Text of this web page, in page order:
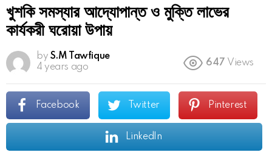
খুশকি সমস্যার আদ্যোপান্ত ও মুক্তি লাভের
কার্যকরী ঘরোয়া উপায়
by S.M Tawfique
4 years ago
647 Views
Facebook Twitter Pinterest
LinkedIn